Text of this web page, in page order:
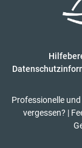
Professionelle
vergessen? |